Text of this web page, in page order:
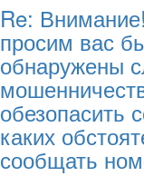
Re:
просим вас
обнаружены
обезопасить
каких
сообщать